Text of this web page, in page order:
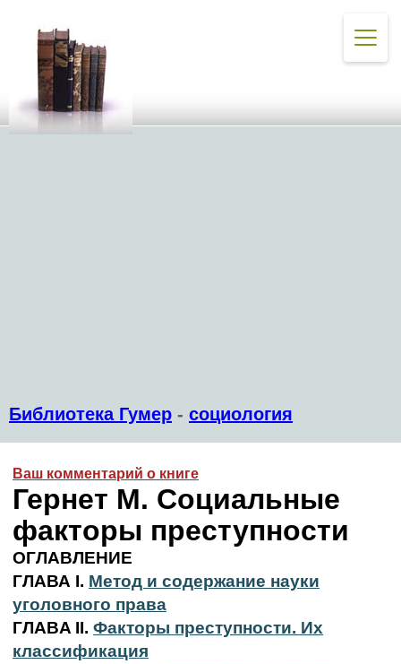
Библиотека Гумер - социология
Ваш комментарий о книге
Гернет М. Социальные
факторы преступности
ОГЛАВЛЕНИЕ
ГЛАВА I. Метод и содержание науки
уголовного права
ГЛAВA II. Факторы преступности. Их
классификация